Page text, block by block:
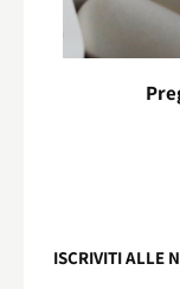
ISCRIVITI ALLE